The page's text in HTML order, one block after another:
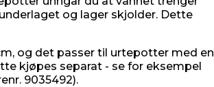
og lager skjolder. Dette
og det passer til urtepotter med en
kjøpes separat - se for eksempel
9035492).